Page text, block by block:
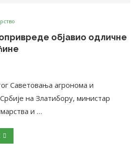
објавио одличне
Саветовања агронома и
на Златибору, министар
и …